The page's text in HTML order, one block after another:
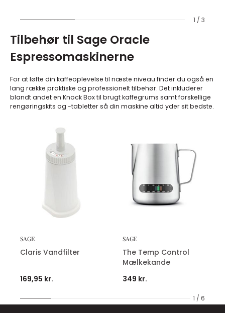
1 / 3
Tilbehør til Sage Oracle
Espressomaskinerne
For at løfte din kaffeoplevelse til næste niveau finder du også en
lang række praktiske og professionelt tilbehør. Det inkluderer
blandt andet en Knock Box til brugt kaffegrums samt forskellige
rengøringskits og -tabletter så din maskine altid yder sit bedste.
1 / 6
SAGE
Claris Vandfilter
169,95 kr.
SAGE
The Temp Control
Mælkekande
349 kr.